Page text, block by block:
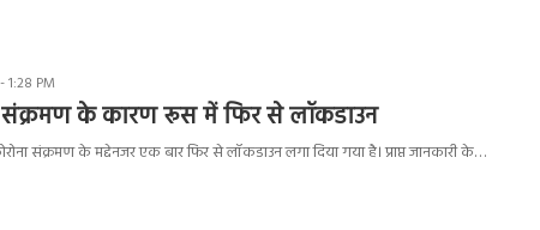
1:28 PM
संक्रमण के कारण रूस में फिर से लॉकडाउन
संक्रमण के मद्देनजर एक बार फिर से लॉकडाउन लगा दिया गया है। प्राप्त जानकारी के…